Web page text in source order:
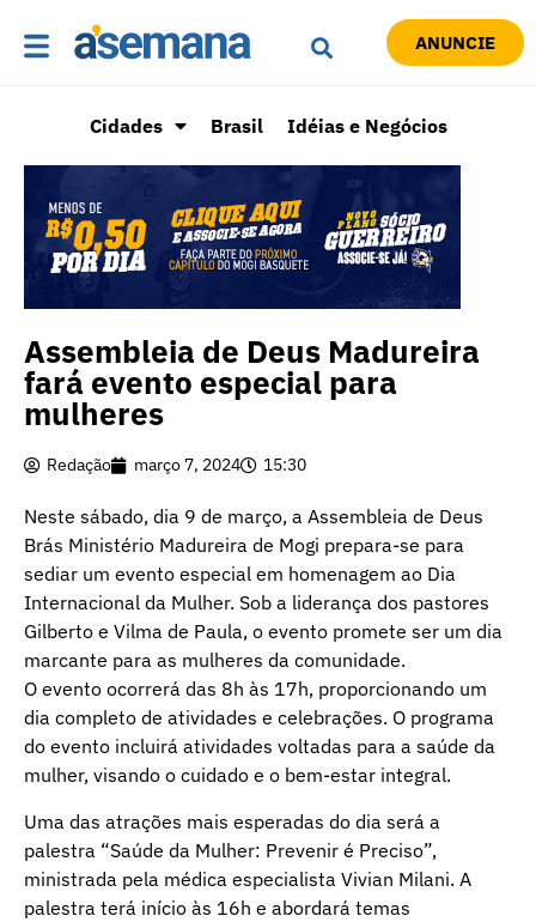
ANUNCIE
Cidades Brasil Idéias e Negócios
Assembleia de Deus Madureira
fará evento especial para
mulheres
Redação março 7, 2024 15:30
Neste sábado, dia 9 de março, a Assembleia de Deus
Brás Ministério Madureira de Mogi prepara-se para
sediar um evento especial em homenagem ao Dia
Internacional da Mulher. Sob a liderança dos pastores
Gilberto e Vilma de Paula, o evento promete ser um dia
marcante para as mulheres da comunidade.
O evento ocorrerá das 8h às 17h, proporcionando um
dia completo de atividades e celebrações. O programa
do evento incluirá atividades voltadas para a saúde da
mulher, visando o cuidado e o bem-estar integral.
Uma das atrações mais esperadas do dia será a
palestra “Saúde da Mulher: Prevenir é Preciso”,
ministrada pela médica especialista Vivian Milani. A
palestra terá início às 16h e abordará temas